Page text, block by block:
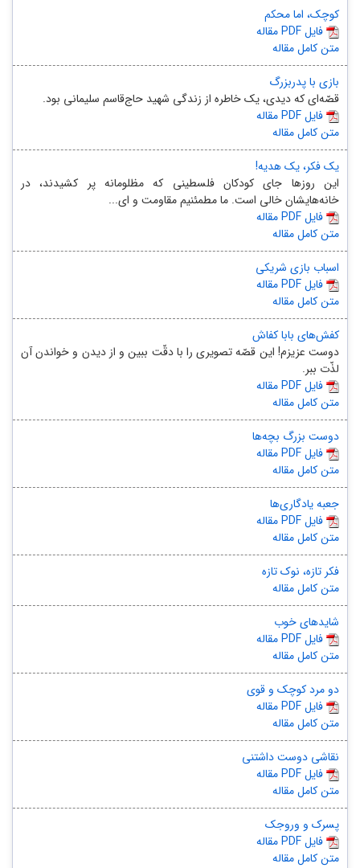
کوچک، اما محکم
مقاله PDF فایل
متن کامل مقاله
بازی با پدربزرگ
قصّه‌ای که دیدی، یک خاطره از زندگی شهید حاج‌قاسم سلیمانی بود.
مقاله PDF فایل
متن کامل مقاله
یک فکر، یک هدیه!
این روزها جای کودکان فلسطینی که مظلومانه پر کشیدند، در
خانه‌هایشان خالی است. ما مطمئنیم مقاومت و ای...
مقاله PDF فایل
متن کامل مقاله
اسباب بازی شریکی
مقاله PDF فایل
متن کامل مقاله
کفش‌های بابا کفاش
دوست عزیزم! این قصّه تصویری را با دقّت ببین و از دیدن و خواندن آن
لذّت ببر.
مقاله PDF فایل
متن کامل مقاله
دوست بزرگ بچه‌ها
مقاله PDF فایل
متن کامل مقاله
جعبه یادگاری‌ها
مقاله PDF فایل
متن کامل مقاله
فکر تازه، نوک تازه
متن کامل مقاله
شایدهای خوب
مقاله PDF فایل
متن کامل مقاله
دو مرد کوچک و قوی
مقاله PDF فایل
متن کامل مقاله
نقاشی دوست داشتنی
مقاله PDF فایل
متن کامل مقاله
پسرک و وروجک
مقاله PDF فایل
متن کامل مقاله